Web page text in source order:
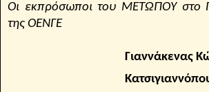
Οι εκπρόσωποι του ΜΕΤΩΠΟΥ στο
της ΟΕΝΓΕ
Γιαννάκενας